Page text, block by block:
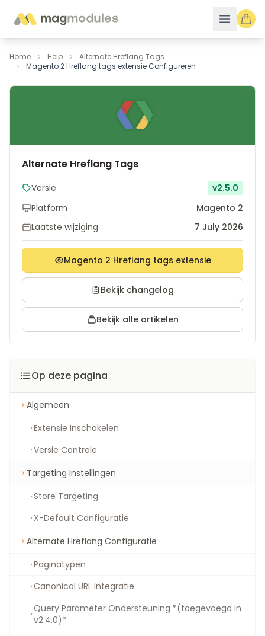
Home Help
Alternate Hreflang Tags
Magento 2 Hreflang tags extensie Configureren
Alternate Hreflang Tags
Versie
v2.5.0
Platform
Magento 2
Laatste wijziging
7 July 2026
Magento 2 Hreflang tags extensie
Bekijk changelog
Bekijk alle artikelen
Op deze pagina
Algemeen
Extensie Inschakelen
Versie Controle
Targeting Instellingen
Store Targeting
X-Default Configuratie
Alternate Hreflang Configuratie
Paginatypen
Canonical URL Integratie
Query Parameter Ondersteuning *(toegevoegd in
v2.4.0)*